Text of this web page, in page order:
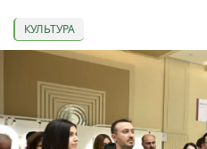
КУЛЬТУРА